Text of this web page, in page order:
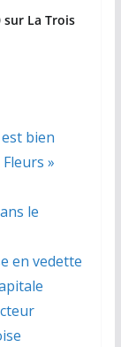
sur La Trois
bien
»
le
en vedette